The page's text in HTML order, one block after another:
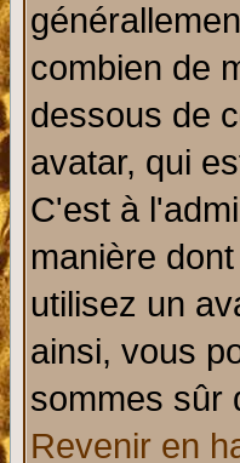
combien de
dessous de
avatar, qui
C'est à
manière
utilisez un
ainsi, vous
sommes sûr
Revenir en